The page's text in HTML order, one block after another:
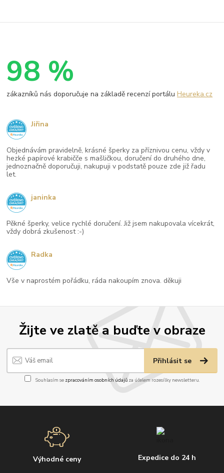
Žijte ve zlatě a buďte v obraze
Přihlásit se
Souhlasím se zpracováním osobních údajůza účelem rozesílky newsletteru.
Výhodné ceny Expedice do 24 h
98 %
zákazníků nás doporučuje na základě recenzí portáluHeureka.cz
Objednávám pravidelně, krásné šperky za příznivou cenu, vždy v
hezké papírové krabičče s mašličkou, doručení do druhého dne,
jednoznačně doporučuji, nakupuji v podstatě pouze zde již řadu
let.
Jiřina
Pěkné šperky, velice rychlé doručení. Již jsem nakupovala vícekrát,
vždy dobrá zkušenost :-)
janinka
Vše v naprostém pořádku, ráda nakoupím znova. děkuji
Radka